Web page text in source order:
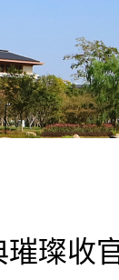
璀璨收